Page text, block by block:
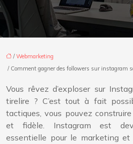
/Webmarketing
/ Comment gagner des followers sur instagram
Vous rêvez d’exploser sur
tirelire ? C’est tout à fait
tactiques, vous pouvez
et fidèle. Instagram est
essentielle pour le marketing